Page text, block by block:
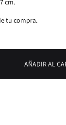
cm.
tu compra.
AÑADIR AL